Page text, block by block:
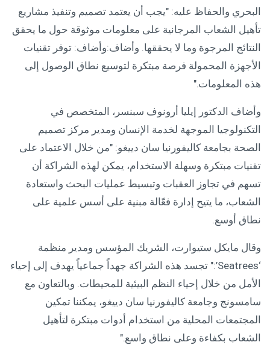
البحري والحفاظ عليه: "يجب أن يعتمد تصميم وتنفيذ مشاريع
تأهيل الشعاب المرجانية على معلومات موثوقة حول ما يحقق
النتائج المرجوة وما لا يحققها. وأضاف:وأضاف: توفر تقنيات
الأجهزة المحمولة فرصة مبتكرة لتوسيع نطاق الوصول إلى
هذه المعلومات."
وأضاف الدكتور إيليا أرونوف سبنسر، المتخصص في
التكنولوجيا الموجهة لخدمة الإنسان ومدير مركز تصميم
الصحة بجامعة كاليفورنيا سان دييغو: "من خلال الاعتماد على
تقنيات مبتكرة وسهلة الاستخدام، يمكن لهذه الشراكة أن
تسهم في تجاوز العقبات وتبسيط عمليات البحث واستعادة
الشعاب، ما يتيح إدارة فعّالة مبنية على أسس علمية على
نطاق أوسع.
وقال مايكل ستيوارت، الشريك المؤسس ومدير منظمة
‘Seatrees’:" تجسد هذه الشراكة جهداً جماعياً يهدف إلى إحياء
الأمل من خلال إحياء النظم البيئية للمحيطات. وبالتعاون مع
سامسونج وجامعة كاليفورنيا سان دييغو، يمكننا تمكين
المجتمعات المحلية من استخدام أدوات مبتكرة لتأهيل
الشعاب بكفاءة وعلى نطاق واسع."